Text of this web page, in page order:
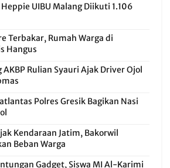
UIBU Malang Diikuti 1.106
Terbakar, Rumah Warga di
Hangus
AKBP Rulian Syauri Ajak Driver Ojol
Polres Gresik Bagikan Nasi
Kendaraan Jatim, Bakorwil
Beban Warga
Gadget, Siswa MI Al-Karimi